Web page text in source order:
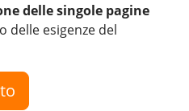
delle singole pagine
delle esigenze del